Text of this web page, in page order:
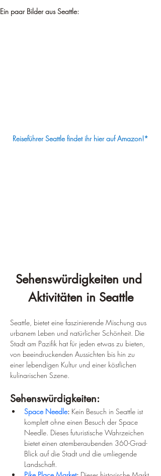
¡
Ein paar Bilder aus Seattle:
Reiseführer Seattle findet ihr hier auf Amazon!*
Sehenswürdigkeiten und
Aktivitäten in Seattle
Seattle, bietet eine faszinierende Mischung aus
urbanem Leben und natürlicher Schönheit. Die
Stadt am Pazifik hat für jeden etwas zu bieten,
von beeindruckenden Aussichten bis hin zu
einer lebendigen Kultur und einer köstlichen
kulinarischen Szene.
Sehenswürdigkeiten:
Space Needle: Kein Besuch in Seattle ist
komplett ohne einen Besuch der Space
Needle. Dieses futuristische Wahrzeichen
bietet einen atemberaubenden 360-Grad-
Blick auf die Stadt und die umliegende
Landschaft.